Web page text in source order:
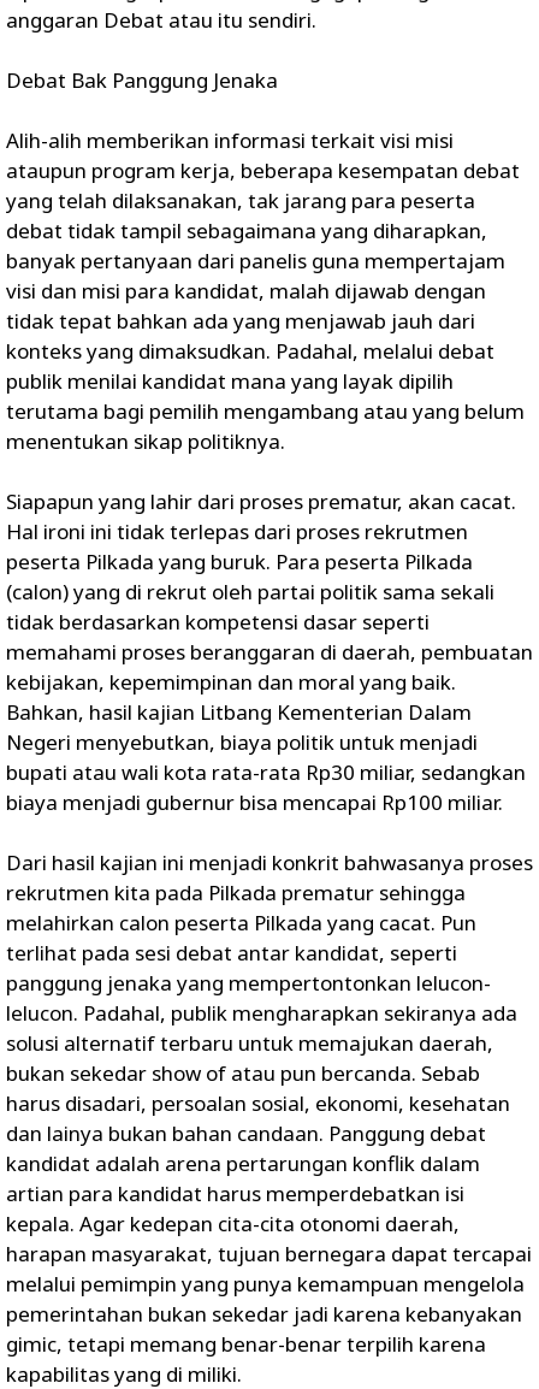
anggaran Debat atau itu sendiri.
Debat Bak Panggung Jenaka
Alih-alih memberikan informasi terkait visi misi
ataupun program kerja, beberapa kesempatan debat
yang telah dilaksanakan, tak jarang para peserta
debat tidak tampil sebagaimana yang diharapkan,
banyak pertanyaan dari panelis guna mempertajam
visi dan misi para kandidat, malah dijawab dengan
tidak tepat bahkan ada yang menjawab jauh dari
konteks yang dimaksudkan. Padahal, melalui debat
publik menilai kandidat mana yang layak dipilih
terutama bagi pemilih mengambang atau yang belum
menentukan sikap politiknya.
Siapapun yang lahir dari proses prematur, akan cacat.
Hal ironi ini tidak terlepas dari proses rekrutmen
peserta Pilkada yang buruk. Para peserta Pilkada
(calon) yang di rekrut oleh partai politik sama sekali
tidak berdasarkan kompetensi dasar seperti
memahami proses beranggaran di daerah, pembuatan
kebijakan, kepemimpinan dan moral yang baik.
Bahkan, hasil kajian Litbang Kementerian Dalam
Negeri menyebutkan, biaya politik untuk menjadi
bupati atau wali kota rata-rata Rp30 miliar, sedangkan
biaya menjadi gubernur bisa mencapai Rp100 miliar.
Dari hasil kajian ini menjadi konkrit bahwasanya proses
rekrutmen kita pada Pilkada prematur sehingga
melahirkan calon peserta Pilkada yang cacat. Pun
terlihat pada sesi debat antar kandidat, seperti
panggung jenaka yang mempertontonkan lelucon-
lelucon. Padahal, publik mengharapkan sekiranya ada
solusi alternatif terbaru untuk memajukan daerah,
bukan sekedar show of atau pun bercanda. Sebab
harus disadari, persoalan sosial, ekonomi, kesehatan
dan lainya bukan bahan candaan. Panggung debat
kandidat adalah arena pertarungan konflik dalam
artian para kandidat harus memperdebatkan isi
kepala. Agar kedepan cita-cita otonomi daerah,
harapan masyarakat, tujuan bernegara dapat tercapai
melalui pemimpin yang punya kemampuan mengelola
pemerintahan bukan sekedar jadi karena kebanyakan
gimic, tetapi memang benar-benar terpilih karena
kapabilitas yang di miliki.